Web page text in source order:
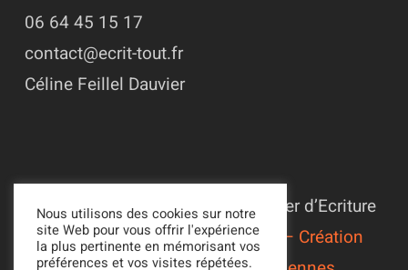
06 64 45 15 17
contact@ecrit-tout.fr
Céline Feillel Dauvier
© 2022 - 2026 Association L’Atelier d’Ecriture
Suivi du site parAlexandre Ionoff – Création
Nous utilisons des cookies sur notre
site Web pour vous offrir l'expérience
la plus pertinente en mémorisant vos
préférences et vos visites répétées.